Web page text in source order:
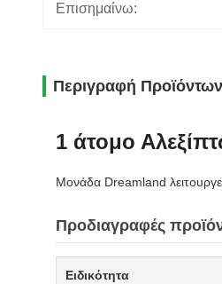
Επισημαίνω:
Περιγραφή Προϊόντων
1 άτομο
Μονάδα Dreamland
Προδιαγραφές
Ειδικότητα